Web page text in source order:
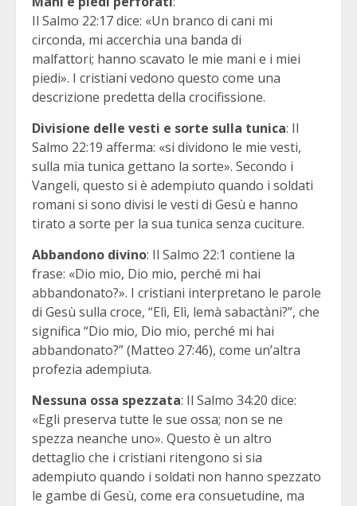
Il Salmo 22:17 dice: «Un branco di cani mi
circonda, mi accerchia una banda di
malfattori; hanno scavato le mie mani e i miei
piedi». I cristiani vedono questo come una
descrizione predetta della crocifissione.
Divisione delle vesti e sorte sulla tunica: Il
Salmo 22:19 afferma: «si dividono le mie vesti,
sulla mia tunica gettano la sorte». Secondo i
Vangeli, questo si è adempiuto quando i soldati
romani si sono divisi le vesti di Gesù e hanno
tirato a sorte per la sua tunica senza cuciture.
Abbandono divino: Il Salmo 22:1 contiene la
frase: «Dio mio, Dio mio, perché mi hai
abbandonato?». I cristiani interpretano le parole
di Gesù sulla croce, “Elì, Elì, lemà sabactàni?”, che
significa “Dio mio, Dio mio, perché mi hai
abbandonato?” (Matteo 27:46), come un’altra
profezia adempiuta.
Nessuna ossa spezzata: Il Salmo 34:20 dice:
«Egli preserva tutte le sue ossa; non se ne
spezza neanche uno». Questo è un altro
dettaglio che i cristiani ritengono si sia
adempiuto quando i soldati non hanno spezzato
le gambe di Gesù, come era consuetudine, ma